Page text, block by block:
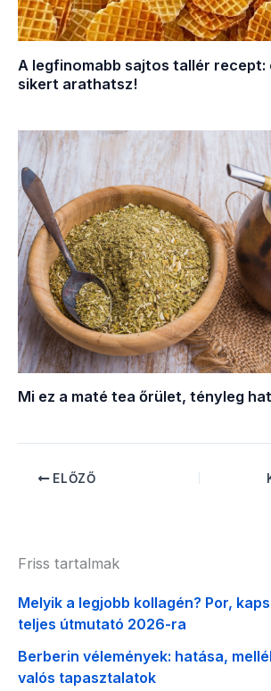
A legfinomabb sajtos tallér recept:
sikert arathatsz!
Mi ez a maté tea őrület, tényleg
ELŐZŐ
Friss tartalmak
Melyik a legjobb kollagén? Por,
teljes útmutató 2026-ra
Berberin vélemények: hatása,
valós tapasztalatok